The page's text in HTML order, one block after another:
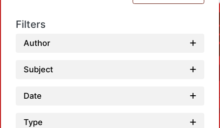
Filters
Author
Subject
Date
Type